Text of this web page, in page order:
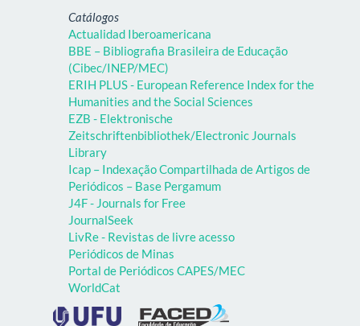
Catálogos
Actualidad Iberoamericana
BBE – Bibliografia Brasileira de Educação
(Cibec/INEP/MEC)
ERIH PLUS - European Reference Index for the
Humanities and the Social Sciences
EZB - Elektronische
Zeitschriftenbibliothek/Electronic Journals
Library
Icap – Indexação Compartilhada de Artigos de
Periódicos – Base Pergamum
J4F - Journals for Free
JournalSeek
LivRe - Revistas de livre acesso
Periódicos de Minas
Portal de Periódicos CAPES/MEC
WorldCat